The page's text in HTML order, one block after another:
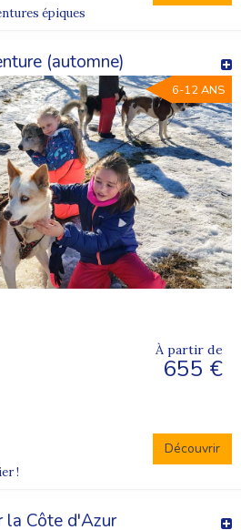
épiques
(automne)
6-12 ANS
À partir de
655 €
Découvrir
!
la Côte d'Azur